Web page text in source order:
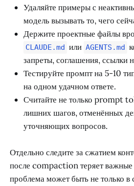
Удаляйте примеры с
модель вызывать то, чего
Держите проектные файлы
CLAUDE.md или AGENTS.md
запреты, соглашения, ссылки
Тестируйте промпт на 5-10
на одном удачном ответе.
Считайте не только prompt
лишних шагов, отменённых
уточняющих вопросов.
Отдельно следите за сжатием
после compaction теряет важные
проблема может быть не только